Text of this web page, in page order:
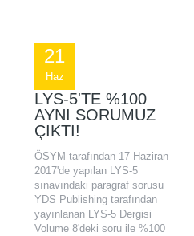
21
Haz
LYS-5'TE %100
AYNI SORUMUZ
ÇIKTI!
ÖSYM tarafından 17 Haziran
2017'de yapılan LYS-5
sınavındaki paragraf sorusu
YDS Publishing tarafından
yayınlanan LYS-5 Dergisi
Volume 8'deki soru ile %100